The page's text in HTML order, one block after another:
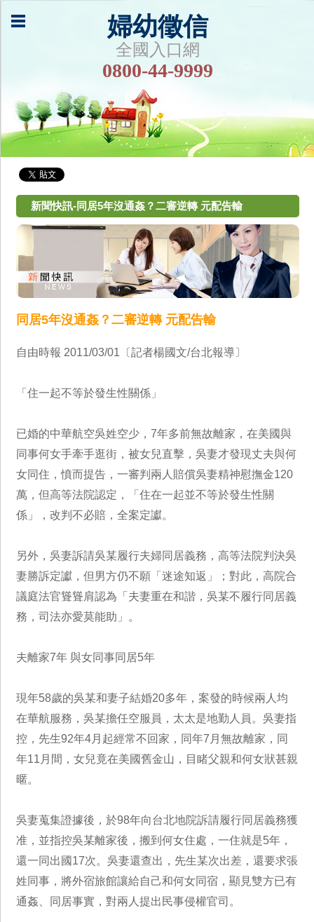
婦幼徵信
全國入口網
0800-44-9999
新聞快訊-同居5年沒通姦？二審逆轉 元配告輸
同居5年沒通姦？二審逆轉 元配告輸
自由時報 2011/03/01〔記者楊國文/台北報導〕
「住一起不等於發生性關係」
已婚的中華航空吳姓空少，7年多前無故離家，在美國與
同事何女手牽手逛街，被女兒直擊，吳妻才發現丈夫與何
女同住，憤而提告，一審判兩人賠償吳妻精神慰撫金120
萬，但高等法院認定，「住在一起並不等於發生性關
係」，改判不必賠，全案定讞。
另外，吳妻訴請吳某履行夫婦同居義務，高等法院判決吳
妻勝訴定讞，但男方仍不願「迷途知返」；對此，高院合
議庭法官聳聳肩認為「夫妻重在和諧，吳某不履行同居義
務，司法亦愛莫能助」。
夫離家7年 與女同事同居5年
現年58歲的吳某和妻子結婚20多年，案發的時候兩人均
在華航服務，吳某擔任空服員，太太是地勤人員。吳妻指
控，先生92年4月起經常不回家，同年7月無故離家，同
年11月間，女兒竟在美國舊金山，目睹父親和何女狀甚親
暱。
吳妻蒐集證據後，於98年向台北地院訴請履行同居義務獲
准，並指控吳某離家後，搬到何女住處，一住就是5年，
還一同出國17次。吳妻還查出，先生某次出差，還要求張
姓同事，將外宿旅館讓給自己和何女同宿，顯見雙方已有
通姦、同居事實，對兩人提出民事侵權官司。